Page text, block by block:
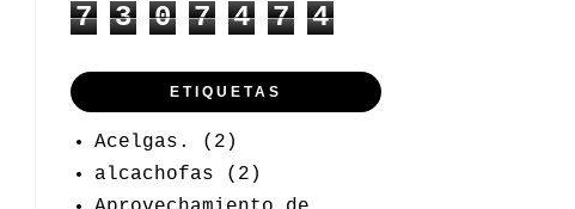
7 3 0 7 4 7 4
ETIQUETAS
Acelgas.
(2)
alcachofas
(2)